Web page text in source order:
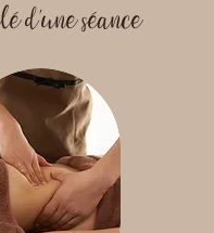
d'une séance